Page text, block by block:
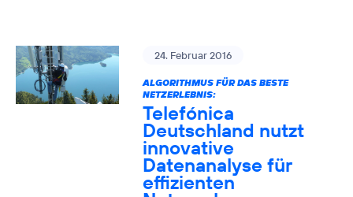
24. Februar 2016
ALGORITHMUS FÜR DAS BESTE
NETZERLEBNIS:
Telefónica
Deutschland nutzt
innovative
Datenanalyse für
effizienten